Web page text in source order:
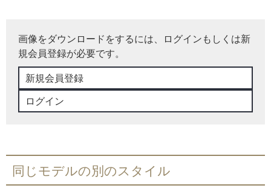
画像をダウンロードをするには、ログインもしくは新
規会員登録が必要です。
新規会員登録
ログイン
同じモデルの別のスタイル